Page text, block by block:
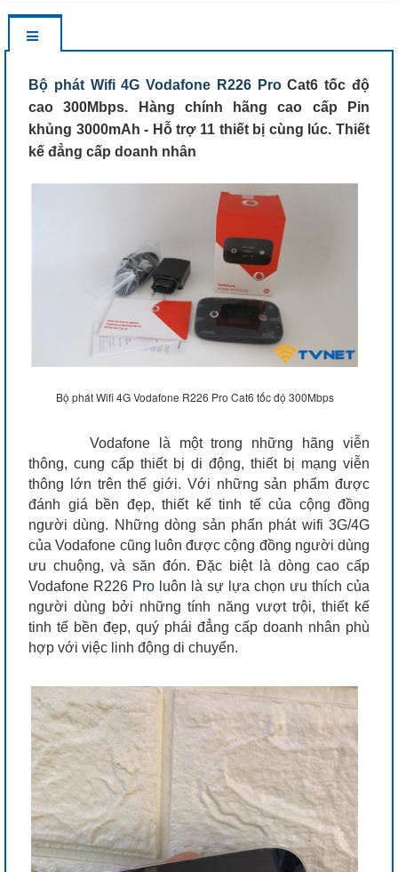
Bộ phát Wifi 4G Vodafone R226 ProCat6 tốc độ
cao 300Mbps. Hàng chính hãng cao cấp Pin
khủng 3000mAh - Hỗ trợ 11 thiết bị cùng lúc. Thiết
kế đẳng cấp doanh nhân
Bộ phát Wifi 4G Vodafone R226 Pro Cat6 tốc độ 300Mbps
Vodafone là một trong những hãng viễn
thông, cung cấp thiết bị di động, thiết bị mạng viễn
thông lớn trên thế giới. Với những sản phẩm được
đánh giá bền đẹp, thiết kế tinh tế của cộng đồng
người dùng. Những dòng sản phẩn phát wifi 3G/4G
của Vodafone cũng luôn được cộng đồng người dùng
ưu chuộng, và săn đón. Đặc biệt là dòng cao cấp
Vodafone R226 Pro luôn là sự lựa chọn ưu thích của
người dùng bởi những tính năng vượt trội, thiết kế
tinh tế bền đẹp, quý phái đẳng cấp doanh nhân phù
hợp với việc linh động di chuyển.